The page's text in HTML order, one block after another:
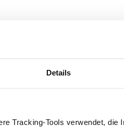
Details
Tracking-Tools verwendet, die